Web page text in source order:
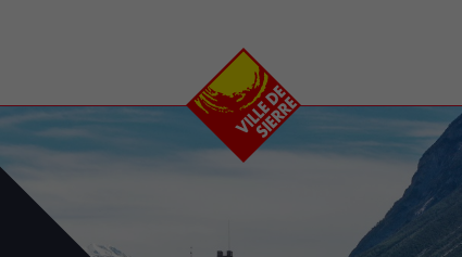
Manifestations
Sport et loisirs
Chantiers en ville
Plan directeur du
centre-ville